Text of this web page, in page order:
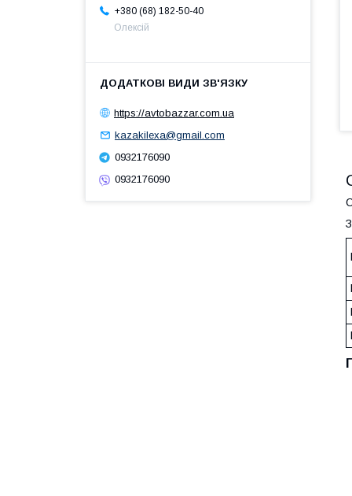
+380 (68) 182-50-40
Олексій
https://avtobazzar.com.ua
kazakilexa@gmail.com
0932176090
0932176090